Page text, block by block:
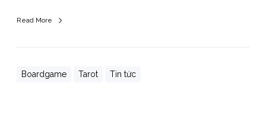
Read More
Boardgame Tarot Tin tức